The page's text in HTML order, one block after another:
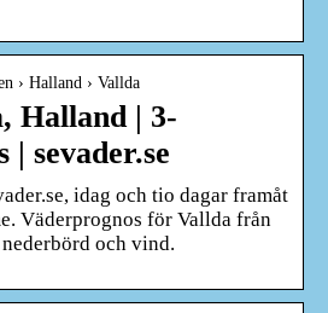
› Halland › Vallda
Halland | 3-
| sevader.se
idag och tio dagar framåt
Väderprognos för Vallda från
och vind.